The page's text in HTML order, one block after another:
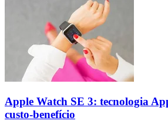
Apple Watch SE 3: tecnologia
custo-benefício